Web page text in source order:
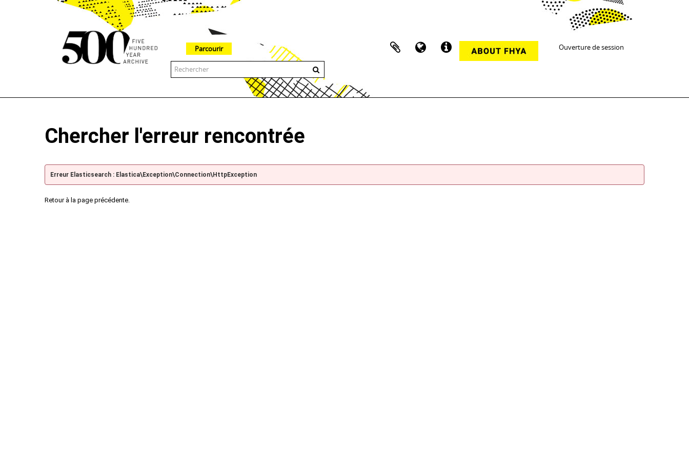
Ouverture de session
Parcourir
Chercher l'erreur rencontrée
Erreur Elasticsearch : Elastica\Exception\Connection\HttpException
Retour à la page précédente.